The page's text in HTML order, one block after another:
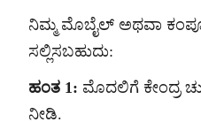
ನಿಮ್ಮ ಮೊಬೈಲ್ ಅಥವಾ
ಸಲ್ಲಿಸಬಹುದು:
ಹಂತ 1: ಮೊದಲಿಗೆ ಕೇಂದ್ರ
ನೀಡಿ.